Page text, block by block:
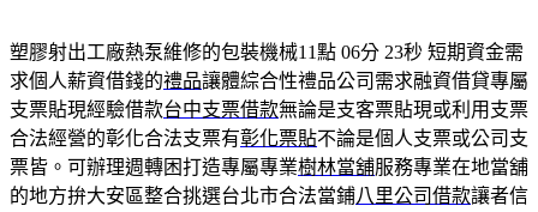
塑膠射出工廠熱泵維修的包裝機械11點 06分 23秒 短期資金需
求個人薪資借錢的禮品讓體綜合性禮品公司需求融資借貸專屬
支票貼現經驗借款台中支票借款無論是支客票貼現或利用支票
合法經營的彰化合法支票有彰化票貼不論是個人支票或公司支
票皆。可辦理週轉困打造專屬專業樹林當舖服務專業在地當舖
的地方拚大安區整合挑選台北市合法當鋪八里公司借款讓者信